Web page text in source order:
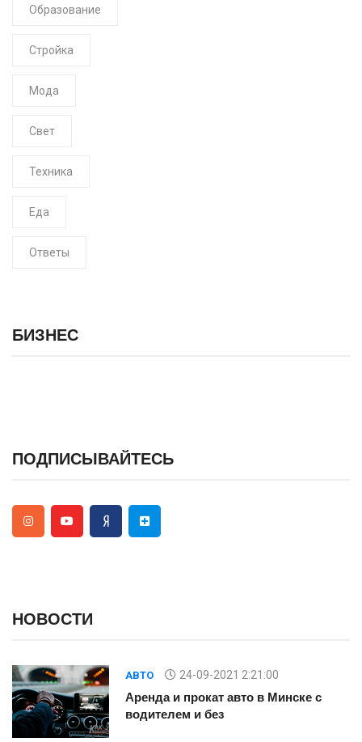
Образование
Стройка
Мода
Свет
Техника
Еда
Ответы
БИЗНЕС
ПОДПИСЫВАЙТЕСЬ
НОВОСТИ
АВТО 24-09-2021 2:21:00
Аренда и прокат авто в Минске с
водителем и без